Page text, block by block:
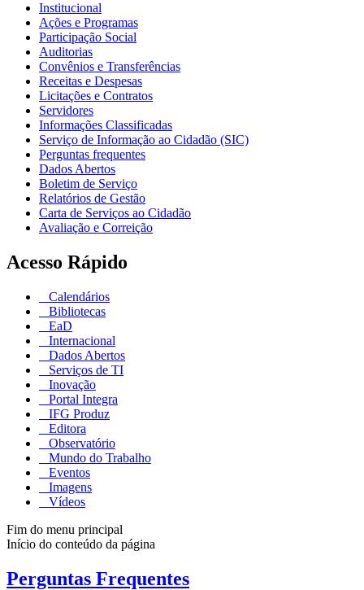
Institucional
Ações e Programas
Participação Social
Auditorias
Convênios e Transferências
Receitas e Despesas
Licitações e Contratos
Servidores
Informações Classificadas
Serviço de Informação ao Cidadão (SIC)
Perguntas frequentes
Dados Abertos
Boletim de Serviço
Relatórios de Gestão
Carta de Serviços ao Cidadão
Avaliação e Correição
Acesso Rápido
Calendários
Bibliotecas
EaD
Internacional
Dados Abertos
Serviços de TI
Inovação
Portal Integra
IFG Produz
Editora
Observatório
Mundo do Trabalho
Eventos
Imagens
Vídeos
Fim do menu principal
Início do conteúdo da página
Perguntas Frequentes